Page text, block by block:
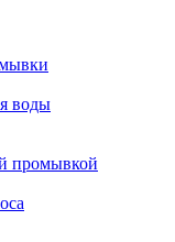
воды
промывкой